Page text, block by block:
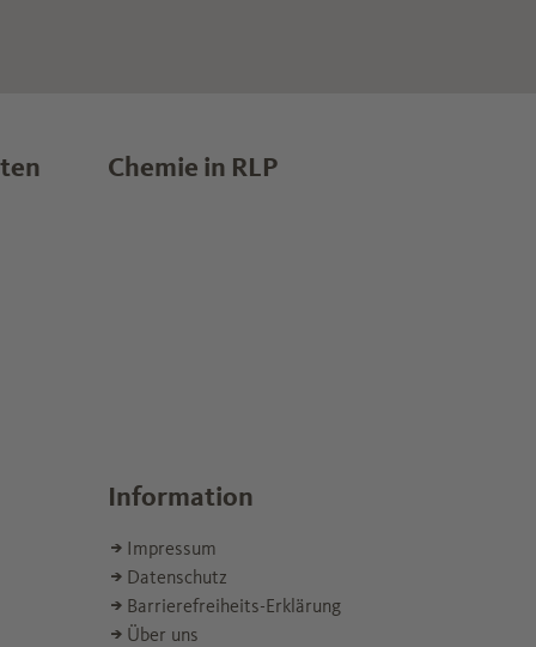
Chemie in RLP
Information
Impressum
Datenschutz
Barrierefreiheits-Erklärung
Über uns